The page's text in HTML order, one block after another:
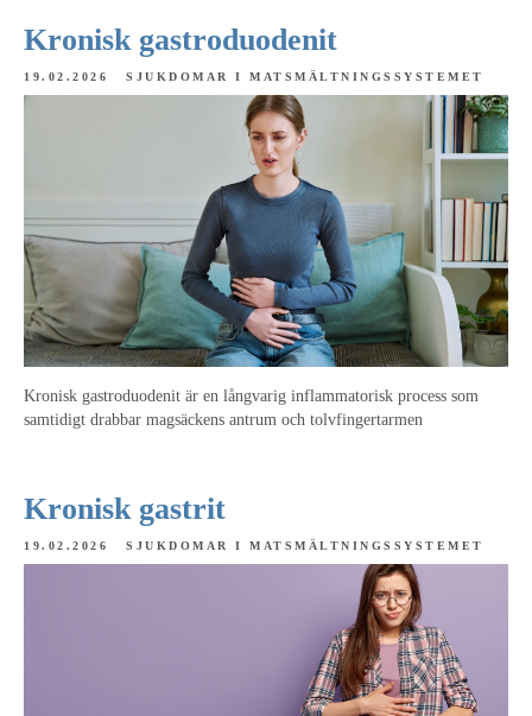
Kronisk gastroduodenit
19.02.2026 SJUKDOMAR I MATSMÄLTNINGSSYSTEMET
Kronisk gastroduodenit är en långvarig inflammatorisk process som
samtidigt drabbar magsäckens antrum och tolvfingertarmen
Kronisk gastrit
19.02.2026 SJUKDOMAR I MATSMÄLTNINGSSYSTEMET